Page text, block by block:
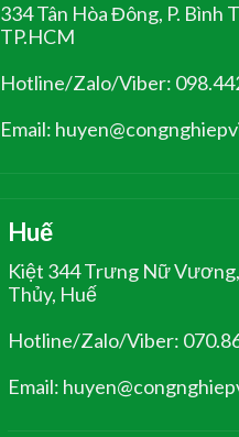
334 Tân Hòa Đông, P. Bình
TP.HCM
Hotline/Zalo/Viber:
Email:
Huế
Kiệt 344 Trưng Nữ
Thủy, Huế
Hotline/Zalo/Viber:
Email: